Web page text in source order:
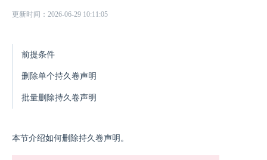
更新时间：2026-06-29 10:11:05
前提条件
删除单个持久卷声明
批量删除持久卷声明
本节介绍如何删除持久卷声明。